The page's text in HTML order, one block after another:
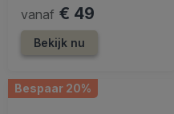
vanaf € 49
Bekijk nu
Bespaar 20%